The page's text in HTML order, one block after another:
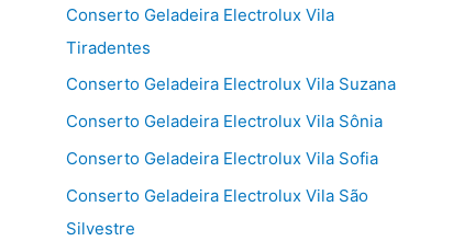
Conserto Geladeira Electrolux Vila
Tiradentes
Conserto Geladeira Electrolux Vila Suzana
Conserto Geladeira Electrolux Vila Sônia
Conserto Geladeira Electrolux Vila Sofia
Conserto Geladeira Electrolux Vila São
Silvestre